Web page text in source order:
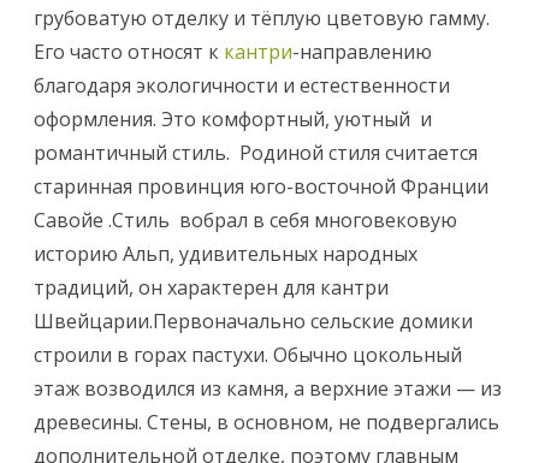
т
и
л
ш
а
л
в
и
грубоватую отделку и тёплую цветовую гамму.
Его часто относят к кантри-направлению
благодаря экологичности и естественности
оформления. Это комфортный, уютный и
романтичный стиль. Родиной стиля считается
старинная провинция юго-восточной Франции
Савойе .Стиль вобрал в себя многовековую
историю Альп, удивительных народных
традиций, он характерен для кантри
Швейцарии.Первоначально сельские домики
строили в горах пастухи. Обычно цокольный
этаж возводился из камня, а верхние этажи — из
древесины. Стены, в основном, не подвергались
дополнительной отделке, поэтому главным